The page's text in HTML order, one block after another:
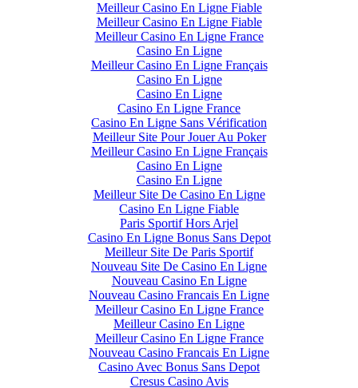
Meilleur Casino En Ligne Fiable
Meilleur Casino En Ligne Fiable
Meilleur Casino En Ligne France
Casino En Ligne
Meilleur Casino En Ligne Français
Casino En Ligne
Casino En Ligne
Casino En Ligne France
Casino En Ligne Sans Vérification
Meilleur Site Pour Jouer Au Poker
Meilleur Casino En Ligne Français
Casino En Ligne
Casino En Ligne
Meilleur Site De Casino En Ligne
Casino En Ligne Fiable
Paris Sportif Hors Arjel
Casino En Ligne Bonus Sans Depot
Meilleur Site De Paris Sportif
Nouveau Site De Casino En Ligne
Nouveau Casino En Ligne
Nouveau Casino Francais En Ligne
Meilleur Casino En Ligne France
Meilleur Casino En Ligne
Meilleur Casino En Ligne France
Nouveau Casino Francais En Ligne
Casino Avec Bonus Sans Depot
Cresus Casino Avis